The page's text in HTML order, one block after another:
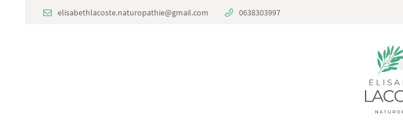
elisabethlacoste.naturopathie@gmail.com 0638303997